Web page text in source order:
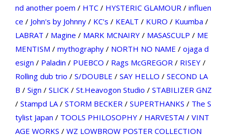
nd another poem / HTC/ HYSTERIC GLAMOUR/ influen
ce / John's by Johnny/ KC's / KEALT / KURO / Kuumba /
LABRAT / Magine / MARK MCNAIRY/ MASASCULP / ME
MENTISM / mythography/ NORTH NO NAME / ojaga d
esign / Paladin / PUEBCO / Rags McGREGOR/ RISEY/
Rolling dub trio / S/DOUBLE / SAY HELLO / SECOND LA
B / Sign / SLICK/ St.Heavogon Studio / STABILIZER GNZ
/ Stampd LA/ STORM BECKER/ SUPERTHANKS / The S
tylist Japan / TOOLS PHILOSOPHY/ HARVESTA! / VINT
AGE WORKS / WZ LOWBROW POSTER COLLECTION